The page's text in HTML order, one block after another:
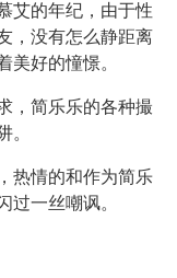
艾的年纪，由于性
，没有怎么静距离
美好的憧憬。
，简乐乐的各种撮
。
热情的和作为简乐
过一丝嘲讽。